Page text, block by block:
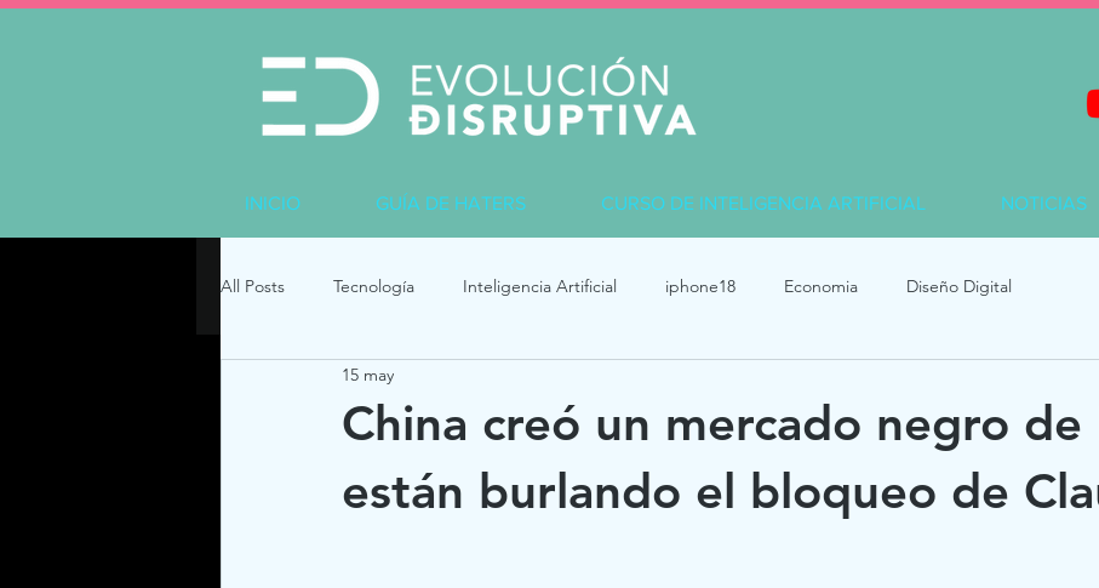
INICIO GUÍA DE HATERS CURSO DE INTELIGENCIA ARTIFICIAL NOTICIAS
All Posts Tecnología Inteligencia Artificial iphone18 Economia Diseño Digital
China creó un mercado negro de
están burlando el bloqueo de
15 may